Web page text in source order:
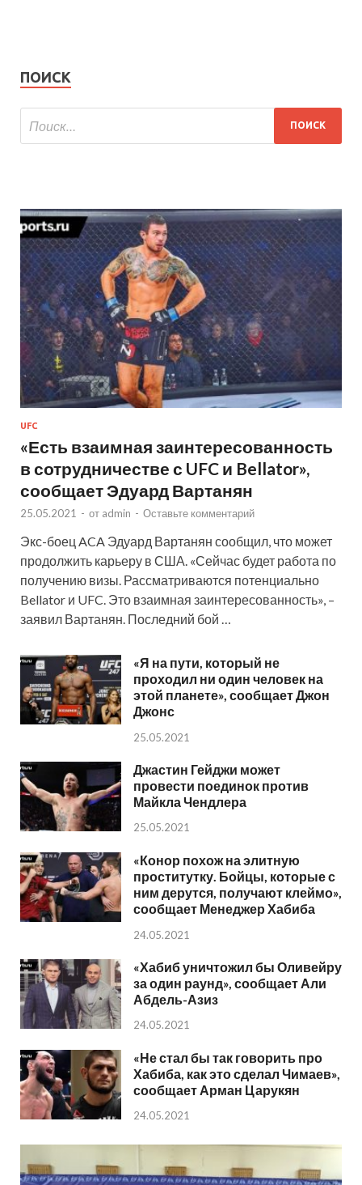
ПОИСК
UFC
«Есть взаимная заинтересованность
в сотрудничестве с UFC и Bellator»,
сообщает Эдуард Вартанян
25.05.2021 - от admin - Оставьте комментарий
Экс-боец ACA Эдуард Вартанян сообщил, что может
продолжить карьеру в США. «Сейчас будет работа по
получению визы. Рассматриваются потенциально
Bellator и UFC. Это взаимная заинтересованность», –
заявил Вартанян. Последний бой …
«Я на пути, который не
проходил ни один человек на
этой планете», сообщает Джон
Джонс
25.05.2021
Джастин Гейджи может
провести поединок против
Майкла Чендлера
25.05.2021
«Конор похож на элитную
проститутку. Бойцы, которые с
ним дерутся, получают клеймо»,
сообщает Менеджер Хабиба
24.05.2021
«Хабиб уничтожил бы Оливейру
за один раунд», сообщает Али
Абдель-Азиз
24.05.2021
«Не стал бы так говорить про
Хабиба, как это сделал Чимаев»,
сообщает Арман Царукян
24.05.2021